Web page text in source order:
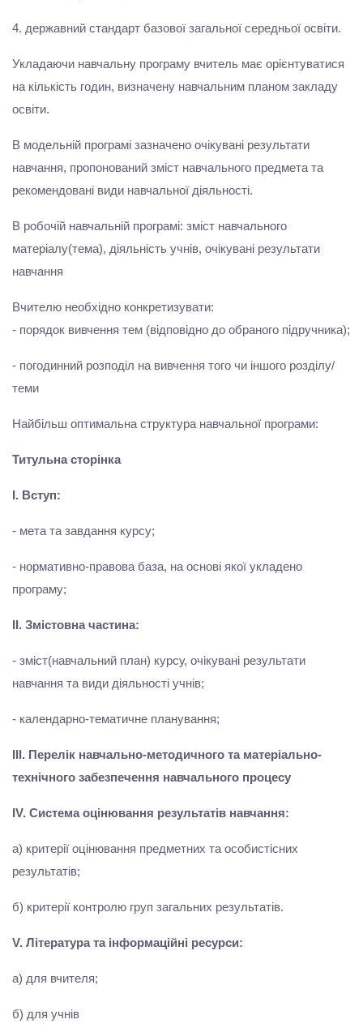
4. державний стандарт базової загальної середньої освіти.
Укладаючи навчальну програму вчитель має орієнтуватися
на кількість годин, визначену навчальним планом закладу
освіти.
В модельній програмі зазначено очікувані результати
навчання, пропонований зміст навчального предмета та
рекомендовані види навчальної діяльності.
В робочій навчальній програмі: зміст навчального
матеріалу(тема), діяльність учнів, очікувані результати
навчання
Вчителю необхідно конкретизувати:
- порядок вивчення тем (відповідно до обраного підручника);
- погодинний розподіл на вивчення того чи іншого розділу/
теми
Найбільш оптимальна структура навчальної програми:
Титульна сторінка
І. Вступ:
- мета та завдання курсу;
- нормативно-правова база, на основі якої укладено
програму;
ІІ. Змістовна частина:
- зміст(навчальний план) курсу, очікувані результати
навчання та види діяльності учнів;
- календарно-тематичне планування;
ІІІ. Перелік навчально-методичного та матеріально-
технічного забезпечення навчального процесу
IV. Cистема оцінювання результатів навчання:
а) критерії оцінювання предметних та особистісних
результатів;
б) критерії контролю груп загальних результатів.
V. Література та інформаційні ресурси:
а) для вчителя;
б) для учнів